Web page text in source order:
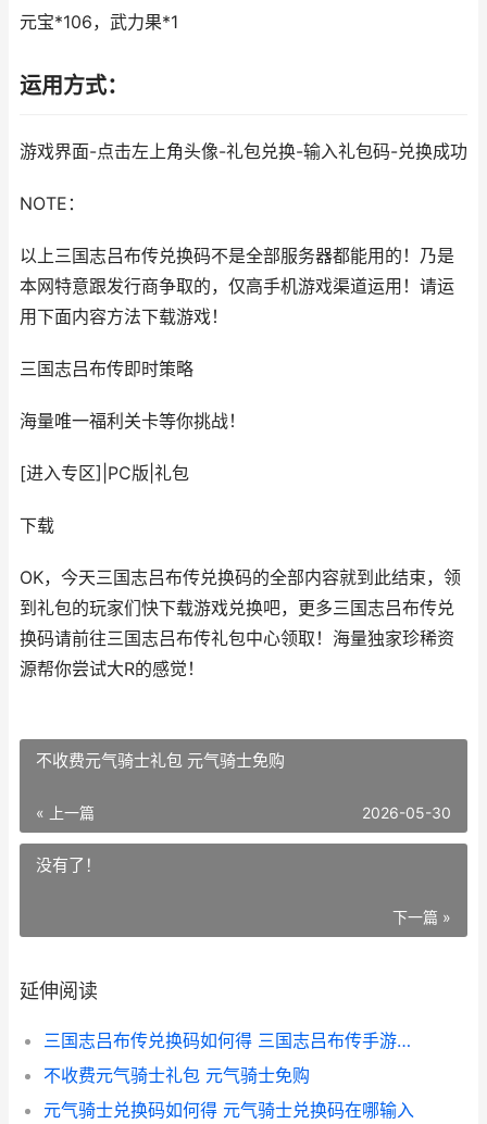
元宝*106，武力果*1
运用方式：
游戏界面-点击左上角头像-礼包兑换-输入礼包码-兑换成功
NOTE：
以上三国志吕布传兑换码不是全部服务器都能用的！乃是
本网特意跟发行商争取的，仅高手机游戏渠道运用！请运
用下面内容方法下载游戏！
三国志吕布传即时策略
海量唯一福利关卡等你挑战！
[进入专区] PC版 礼包
下载
OK，今天三国志吕布传兑换码的全部内容就到此结束，领
到礼包的玩家们快下载游戏兑换吧，更多三国志吕布传兑
换码请前往三国志吕布传礼包中心领取！海量独家珍稀资
源帮你尝试大R的感觉！
不收费元气骑士礼包 元气骑士免购
« 上一篇 2026-05-30
没有了！
下一篇 »
延伸阅读
三国志吕布传兑换码如何得 三国志吕布传手游礼包兑换码
不收费元气骑士礼包 元气骑士免购
元气骑士兑换码如何得 元气骑士兑换码在哪输入